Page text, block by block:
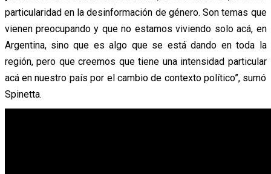
particularidad en la desinformación de género. Son temas que
vienen preocupando y que no estamos viviendo solo acá, en
Argentina, sino que es algo que se está dando en toda la
región, pero que creemos que tiene una intensidad particular
acá en nuestro país por el cambio de contexto político”, sumó
Spinetta.